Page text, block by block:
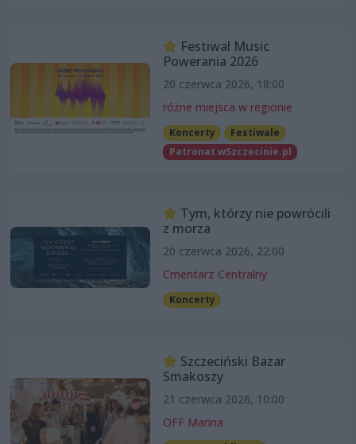
Festiwal Music
Powerania 2026
20 czerwca 2026, 18:00
różne miejsca w regionie
Koncerty
Festiwale
Patronat wSzczecinie.pl
Tym, którzy nie powrócili
z morza
20 czerwca 2026, 22:00
Cmentarz Centralny
Koncerty
Szczeciński Bazar
Smakoszy
21 czerwca 2026, 10:00
OFF Marina